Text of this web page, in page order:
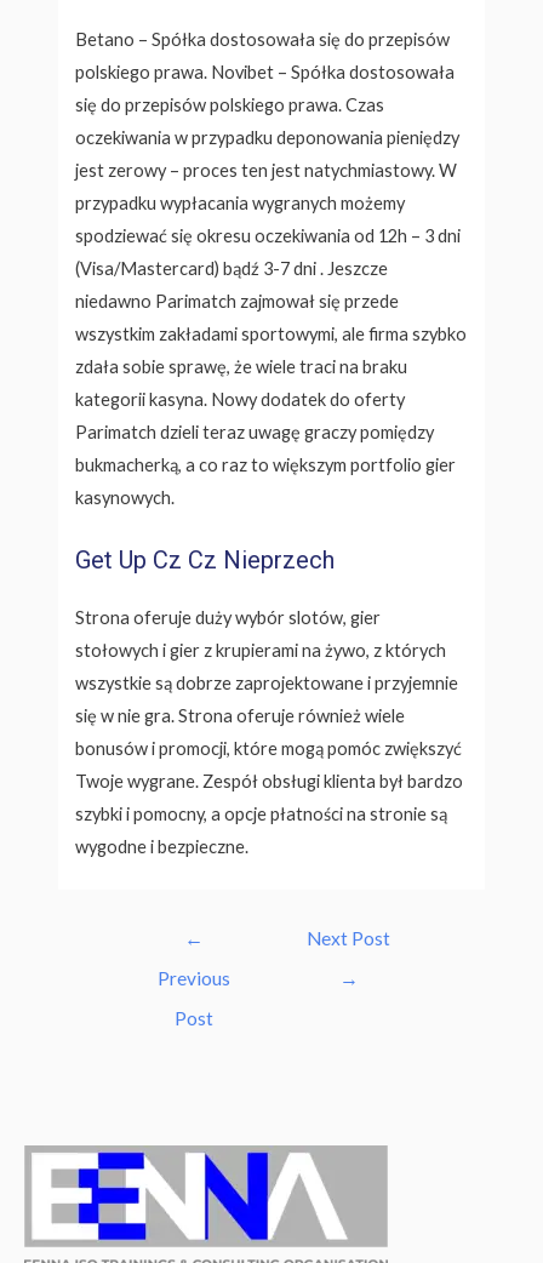
Betano – Spółka dostosowała się do przepisów
polskiego prawa. Novibet – Spółka dostosowała
się do przepisów polskiego prawa. Czas
oczekiwania w przypadku deponowania pieniędzy
jest zerowy – proces ten jest natychmiastowy. W
przypadku wypłacania wygranych możemy
spodziewać się okresu oczekiwania od 12h – 3 dni
(Visa/Mastercard) bądź 3-7 dni . Jeszcze
niedawno Parimatch zajmował się przede
wszystkim zakładami sportowymi, ale firma szybko
zdała sobie sprawę, że wiele traci na braku
kategorii kasyna. Nowy dodatek do oferty
Parimatch dzieli teraz uwagę graczy pomiędzy
bukmacherką, a co raz to większym portfolio gier
kasynowych.
Get Up Cz Cz Nieprzech
Strona oferuje duży wybór slotów, gier
stołowych i gier z krupierami na żywo, z których
wszystkie są dobrze zaprojektowane i przyjemnie
się w nie gra. Strona oferuje również wiele
bonusów i promocji, które mogą pomóc zwiększyć
Twoje wygrane. Zespół obsługi klienta był bardzo
szybki i pomocny, a opcje płatności na stronie są
wygodne i bezpieczne.
navigation
←
Previous
Post
Next Post
→